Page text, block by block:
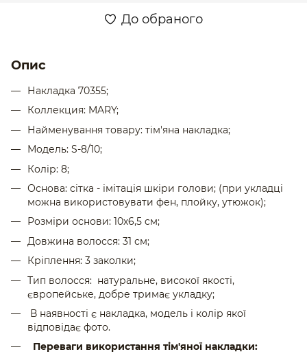
До обраного
Опис
Накладка 70355;
Коллекция: MARY;
Найменування товару: тім'яна накладка;
Модель: S-8/10;
Колір: 8;
Основа: cітка - імітація шкіри голови; (при укладці
можна використовувати фен, плойку, утюжок);
Розміри основи: 10х6,5 cм;
Довжина волосся: 31 см;
Кріплення: 3 заколки;
Тип волосся: натуральне, високої якості,
європейське, добре тримає укладку;
В наявності є накладка, модель і колір якої
відповідає фото.
Переваги використання тім'яної накладки: